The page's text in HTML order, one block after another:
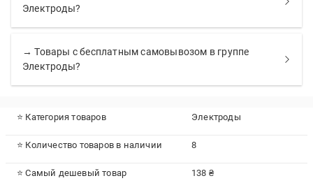
Электроды?
→ Товары с бесплатным самовывозом в группе
Электроды?
⭐ Категория товаров Электроды
⭐ Количество товаров в наличии 8
⭐ Самый дешевый товар 138 ₴